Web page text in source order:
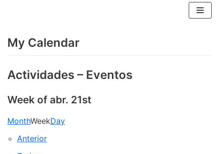
content
My Calendar
Actividades – Eventos
Week of abr. 21st
MonthWeekDay
Anterior